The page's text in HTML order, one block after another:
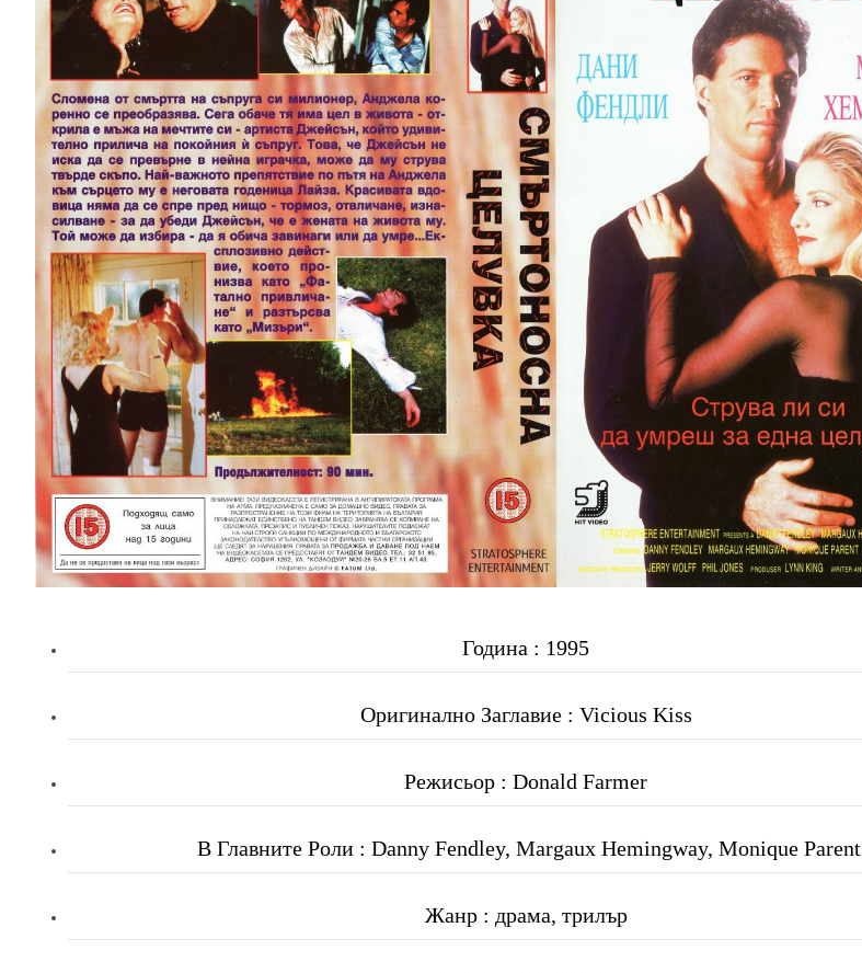
Година : 1995
Оригинално Заглавие : Vicious Kiss
Режисьор : Donald Farmer
В Главните Роли: Danny Fendley, Margaux Hemingway, Monique Parent
Жанр : драма, трилър